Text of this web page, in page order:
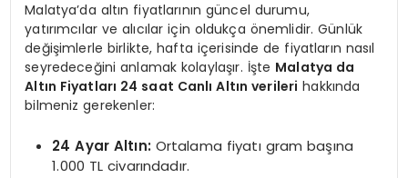
Malatya’da altın fiyatlarının güncel durumu,
yatırımcılar ve alıcılar için oldukça önemlidir. Günlük
değişimlerle birlikte, hafta içerisinde de fiyatların nasıl
seyredeceğini anlamak kolaylaşır. İşte Malatya da
Altın Fiyatları 24 saat Canlı Altın verileri hakkında
bilmeniz gerekenler:
24 Ayar Altın: Ortalama fiyatı gram başına
1.000 TL civarındadır.